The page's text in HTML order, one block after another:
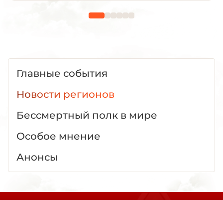
Главные события
Новости регионов
Бессмертный полк в мире
Особое мнение
Анонсы